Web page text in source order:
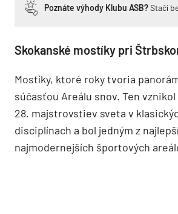
Poznáte výhody Klubu ASB?Stačí
Skokanské mostíky pri
Mostíky, ktoré roky tvoria
súčasťou Areálu snov. Ten
28. majstrovstiev sveta v
disciplínach a bol jedným z
najmodernejších športových